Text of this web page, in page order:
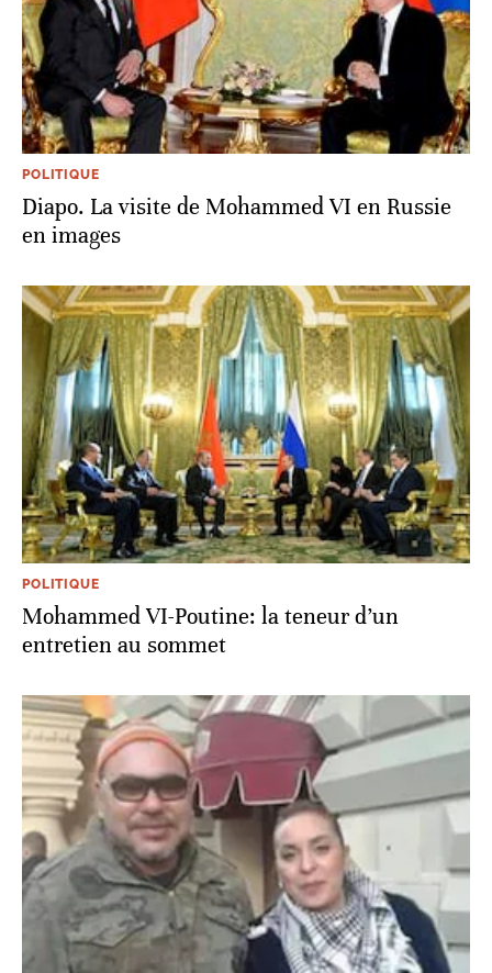
POLITIQUE
Diapo. La visite de Mohammed VI en Russie
en images
POLITIQUE
Mohammed VI-Poutine: la teneur d’un
entretien au sommet